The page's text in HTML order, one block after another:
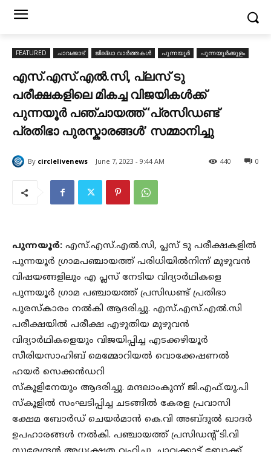
FEATURED ചാവക്കാട് ജില്ലാ വാർത്തകൾ പുന്നയൂർ പുന്നയൂർക്കുളം
എസ്.എസ്.എൽ.സി, പ്ലസ് ടു
പരീക്ഷകളിലെ മികച്ച വിജയികൾക്ക്
പുന്നയൂർ പഞ്ചായത്ത് ‘പ്രസിഡണ്ട്
പ്രതിഭാ പുരസ്കാരങ്ങൾ’ സമ്മാനിച്ചു
By circlelivenews June 7, 2023 - 9:44 AM 0
440
പുന്നയൂർ: എസ്.എസ്.എൽ.സി, പ്ലസ് ടു പരീക്ഷകളിൽ
പുന്നയൂർ ഗ്രാമപഞ്ചായത്ത് പരിധിയിൽനിന്ന് മുഴുവൻ
വിഷയങ്ങളിലും എ പ്ലസ് നേടിയ വിദ്യാർഥികളെ
പുന്നയൂർ ഗ്രാമ പഞ്ചായത്ത് പ്രസിഡണ്ട് പ്രതിഭാ
പുരസ്കാരം നൽകി ആദരിച്ചു. എസ്.എസ്.എൽ.സി
പരീക്ഷയിൽ പരീക്ഷ എഴുതിയ മുഴുവൻ
വിദ്യാർഥികളെയും വിജയിപ്പിച്ച എടക്കഴിയൂർ
സീരിയസാഹിബ് മെമ്മോറിയൽ വൊക്കേഷണൽ
ഹയർ സെക്കൻഡറി
സ്കൂളിനേയും ആദരിച്ചു. മന്ദലാംകുന്ന് ജി.എഫ്.യു.പി
സ്കൂളിൽ സംഘടിപ്പിച്ച ചടങ്ങിൽ കേരള പ്രവാസി
ക്ഷേമ ബോർഡ് ചെയർമാൻ കെ.വി അബ്ദുൽ ഖാദർ
ഉപഹാരങ്ങൾ നൽകി. പഞ്ചായത്ത് പ്രസിഡന്റ് ടി.വി